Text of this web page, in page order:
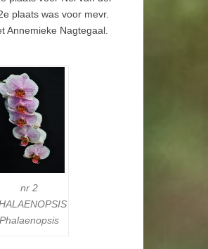
plaats was voor mevr.
Annemieke Nagtegaal.
nr 2
Phalaenopsis